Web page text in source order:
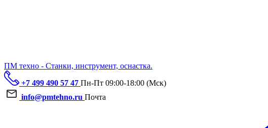
ПМ техно - Станки, инструмент, оснастка.
+7 499 490 57 47 Пн-Пт 09:00-18:00 (Мск)
info@pmtehno.ru Почта